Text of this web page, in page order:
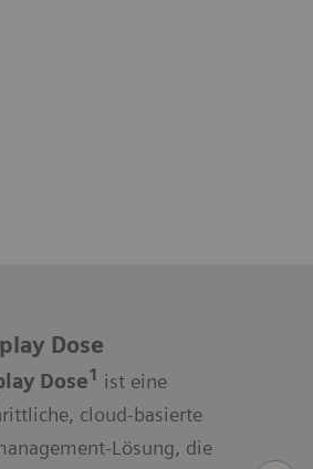
Dose
Dose1 ist eine
cloud-basierte
Lösung, die